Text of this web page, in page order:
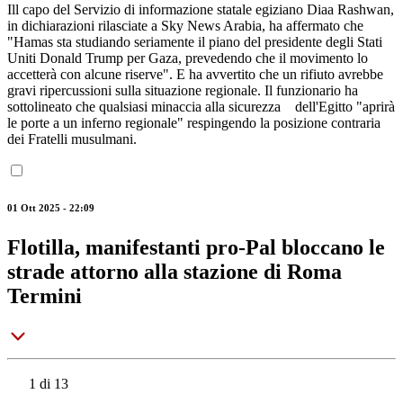
Ill capo del Servizio di informazione statale egiziano Diaa Rashwan,
in dichiarazioni rilasciate a Sky News Arabia, ha affermato che
"Hamas sta studiando seriamente il piano del presidente degli Stati
Uniti Donald Trump per Gaza, prevedendo che il movimento lo
accetterà con alcune riserve". E ha avvertito che un rifiuto avrebbe
gravi ripercussioni sulla situazione regionale. Il funzionario ha
sottolineato che qualsiasi minaccia alla sicurezza dell'Egitto "aprirà
le porte a un inferno regionale" respingendo la posizione contraria
dei Fratelli musulmani.
01 Ott 2025 - 22:09
Flotilla, manifestanti pro-Pal bloccano le
strade attorno alla stazione di Roma
Termini
1 di 13